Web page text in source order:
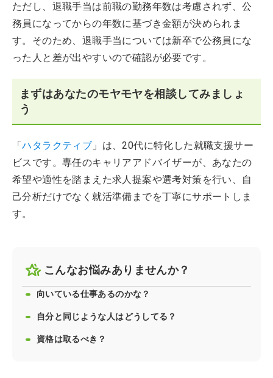
ただし、退職手当は前職の勤務年数は考慮されず、公
務員になってからの年数に基づき金額が決められま
す。そのため、退職手当については新卒で公務員にな
った人と差が出やすいので確認が必要です。
まずはあなたのモヤモヤを相談してみましょ
う
「ハタラクティブ 」は、20代に特化した就職支援サー
ビスです。専任のキャリアアドバイザーが、あなたの
希望や適性を踏まえた求人提案や選考対策を行い、自
己分析だけでなく就活準備までを丁寧にサポートしま
す。
こんなお悩みありませんか？
向いている仕事あるのかな？
自分と同じような人はどうしてる？
資格は取るべき？